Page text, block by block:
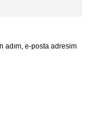
adım, e-posta adresim